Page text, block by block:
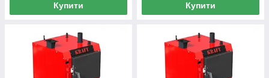
Купити Купити